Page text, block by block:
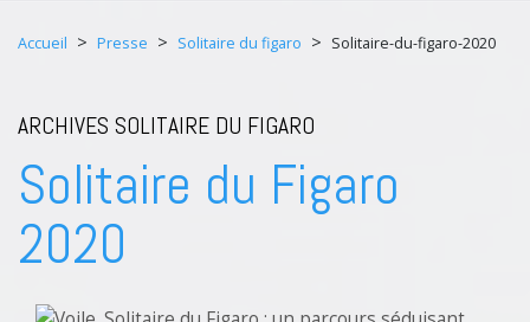
Accueil > Presse > Solitaire du figaro > Solitaire-du-figaro-2020
ARCHIVES SOLITAIRE DU FIGARO
Solitaire du Figaro
2020